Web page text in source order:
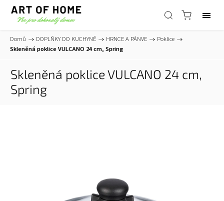
Domů / DOPLŇKY DO KUCHYNĚ / HRNCE A PÁNVE / Poklice /
Skleněná poklice VULCANO 24 cm, Spring
Skleněná poklice VULCANO 24 cm,
Spring